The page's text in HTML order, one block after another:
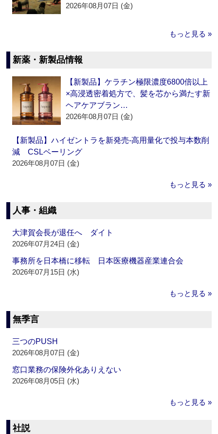
2026年08月07日 (金)
もっと見る »
新薬・新製品情報
【新製品】ケラチン極限濃度6800倍以上
×高浸透密着処方で、髪を芯から満たす新
ヘアケアブラン…
2026年08月07日 (金)
【新製品】ハイゼントラを新発売‐高用量化で投与本数削
減 CSLベーリング
2026年08月07日 (金)
もっと見る »
人事・組織
大津賀会長が退任へ ダイト
2026年07月24日 (金)
事務所を日本橋に移転 日本医療機器産業連合会
2026年07月15日 (水)
もっと見る »
無季言
三つのPUSH
2026年08月07日 (金)
窓口業務の保険外化ありえない
2026年08月05日 (水)
もっと見る »
社説